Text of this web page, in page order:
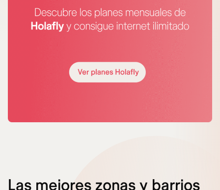
Las mejores zonas y barrios